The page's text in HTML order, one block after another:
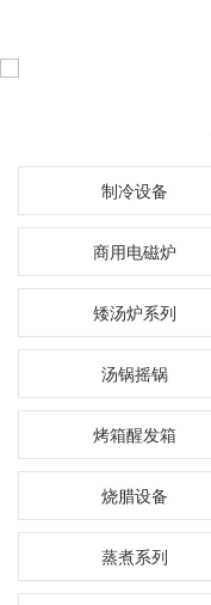
制冷设备
商用电磁炉
矮汤炉系列
汤锅摇锅
烤箱醒发箱
烧腊设备
蒸煮系列